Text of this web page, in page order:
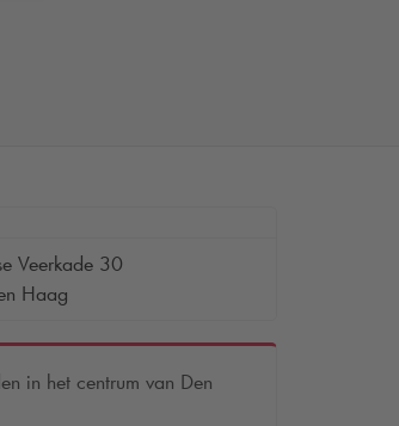
Veerkade 30
Haag
in het centrum van Den